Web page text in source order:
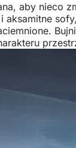
aby nieco
aksamitne